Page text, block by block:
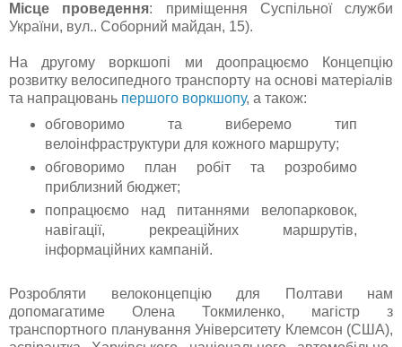
Місце проведення: приміщення Суспільної служби
України, вул.. Соборний майдан, 15).
На другому воркшопі ми доопрацюємо Концепцію
розвитку велосипедного транспорту на основі матеріалів
та напрацювань першого воркшопу, а також:
обговоримо та виберемо тип
велоінфраструктури для кожного маршруту;
обговоримо план робіт та розробимо
приблизний бюджет;
попрацюємо над питаннями велопарковок,
навігації, рекреаційних маршрутів,
інформаційних кампаній.
Розробляти велоконцепцію для Полтави нам
допомагатиме Олена Токмиленко, магістр з
транспортного планування Університету Клемсон (США),